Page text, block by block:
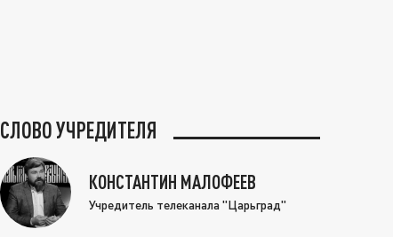
СЛОВО УЧРЕДИТЕЛЯ
КОНСТАНТИН МАЛОФЕЕВ
Учредитель телеканала "Царьград"